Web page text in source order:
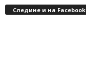
Следине и на Facebook